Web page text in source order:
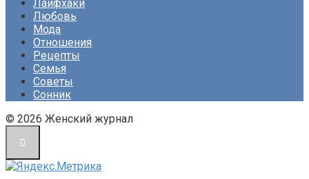
Лайфхаки
Любовь
Мода
Отношения
Рецепты
Семья
Советы
Сонник
© 2026 Женский журнал